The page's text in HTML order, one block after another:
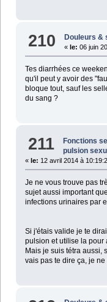
210 Douleurs &
«le: 06 juin
Tes diarrhées ce
qu'il peut y avoir des
bloque tout, sauf les
du sang ?
211 Fonctions
pulsion
« le: 12 avril 2014 à
Je ne vous trouve pas
sujet aussi important
infections urinaires par
Si j'étais valide je te
pulsion et utilise la pour
Mais je suis tétra aussi,
vais pas te dire ça, je ne